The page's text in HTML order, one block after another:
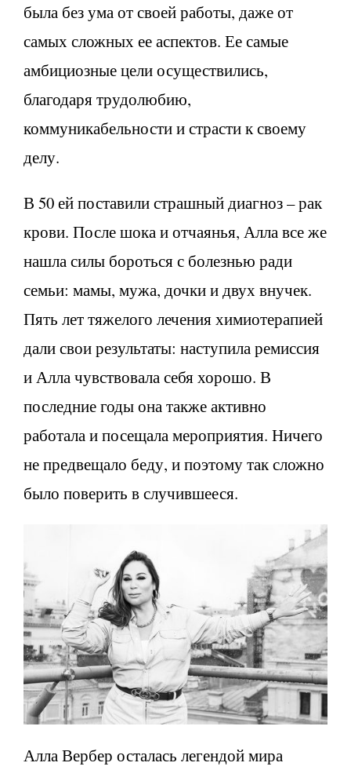
была без ума от своей работы, даже от
самых сложных ее аспектов. Ее самые
амбициозные цели осуществились,
благодаря трудолюбию,
коммуникабельности и страсти к своему
делу.
В 50 ей поставили страшный диагноз – рак
крови. После шока и отчаянья, Алла все же
нашла силы бороться с болезнью ради
семьи: мамы, мужа, дочки и двух внучек.
Пять лет тяжелого лечения химиотерапией
дали свои результаты: наступила ремиссия
и Алла чувствовала себя хорошо. В
последние годы она также активно
работала и посещала мероприятия. Ничего
не предвещало беду, и поэтому так сложно
было поверить в случившееся.
Алла Вербер осталась легендой мира